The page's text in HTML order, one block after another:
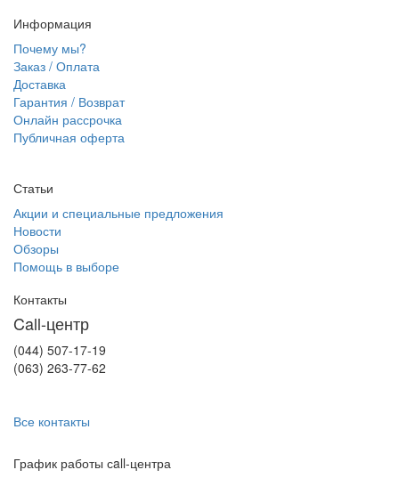
Информация
Почему мы?
Заказ / Оплата
Доставка
Гарантия / Возврат
Онлайн рассрочка
Публичная оферта
Статьи
Акции и специальные предложения
Новости
Обзоры
Помощь в выборе
Контакты
Call-центр
(044) 507-17-19
(063) 263-77-62
Все контакты
График работы сall-центра